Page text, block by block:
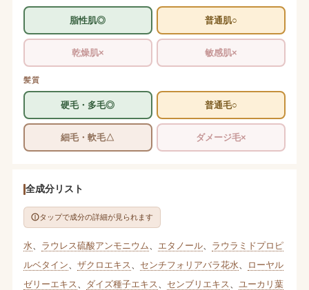
脂性肌◎ 普通肌○
乾燥肌× 敏感肌×
髪質
硬毛・多毛◎ 普通毛○
細毛・軟毛△ ダメージ毛×
全成分リスト
タップで成分の詳細が見られます
水 ラウレス硫酸アンモニウム エタノール、 ラウラミドプロピ
ルベタイン
ザクロエキス センチフォリアバラ花水
ローヤル
ゼリーエキス
ダイズ種子エキス センブリエキス
ユーカリ葉